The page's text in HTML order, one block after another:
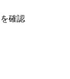
確認